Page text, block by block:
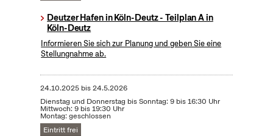
Deutzer Hafen in Köln-Deutz - Teilplan A in
Köln-Deutz
Informieren Sie sich zur Planung und geben Sie eine
Stellungnahme ab.
24.10.2025bis24.5.2026
Dienstag und Donnerstag bis Sonntag: 9 bis 16:30 Uhr
Mittwoch: 9 bis 19:30 Uhr
Montag: geschlossen
Eintritt frei